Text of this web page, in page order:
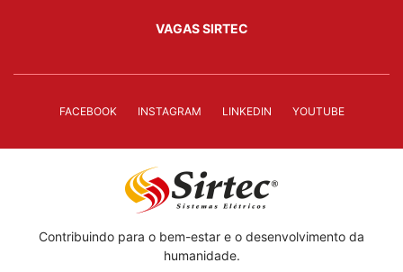
VAGAS SIRTEC
FACEBOOK INSTAGRAM LINKEDIN YOUTUBE
Contribuindo para o bem-estar e o desenvolvimento da
humanidade.